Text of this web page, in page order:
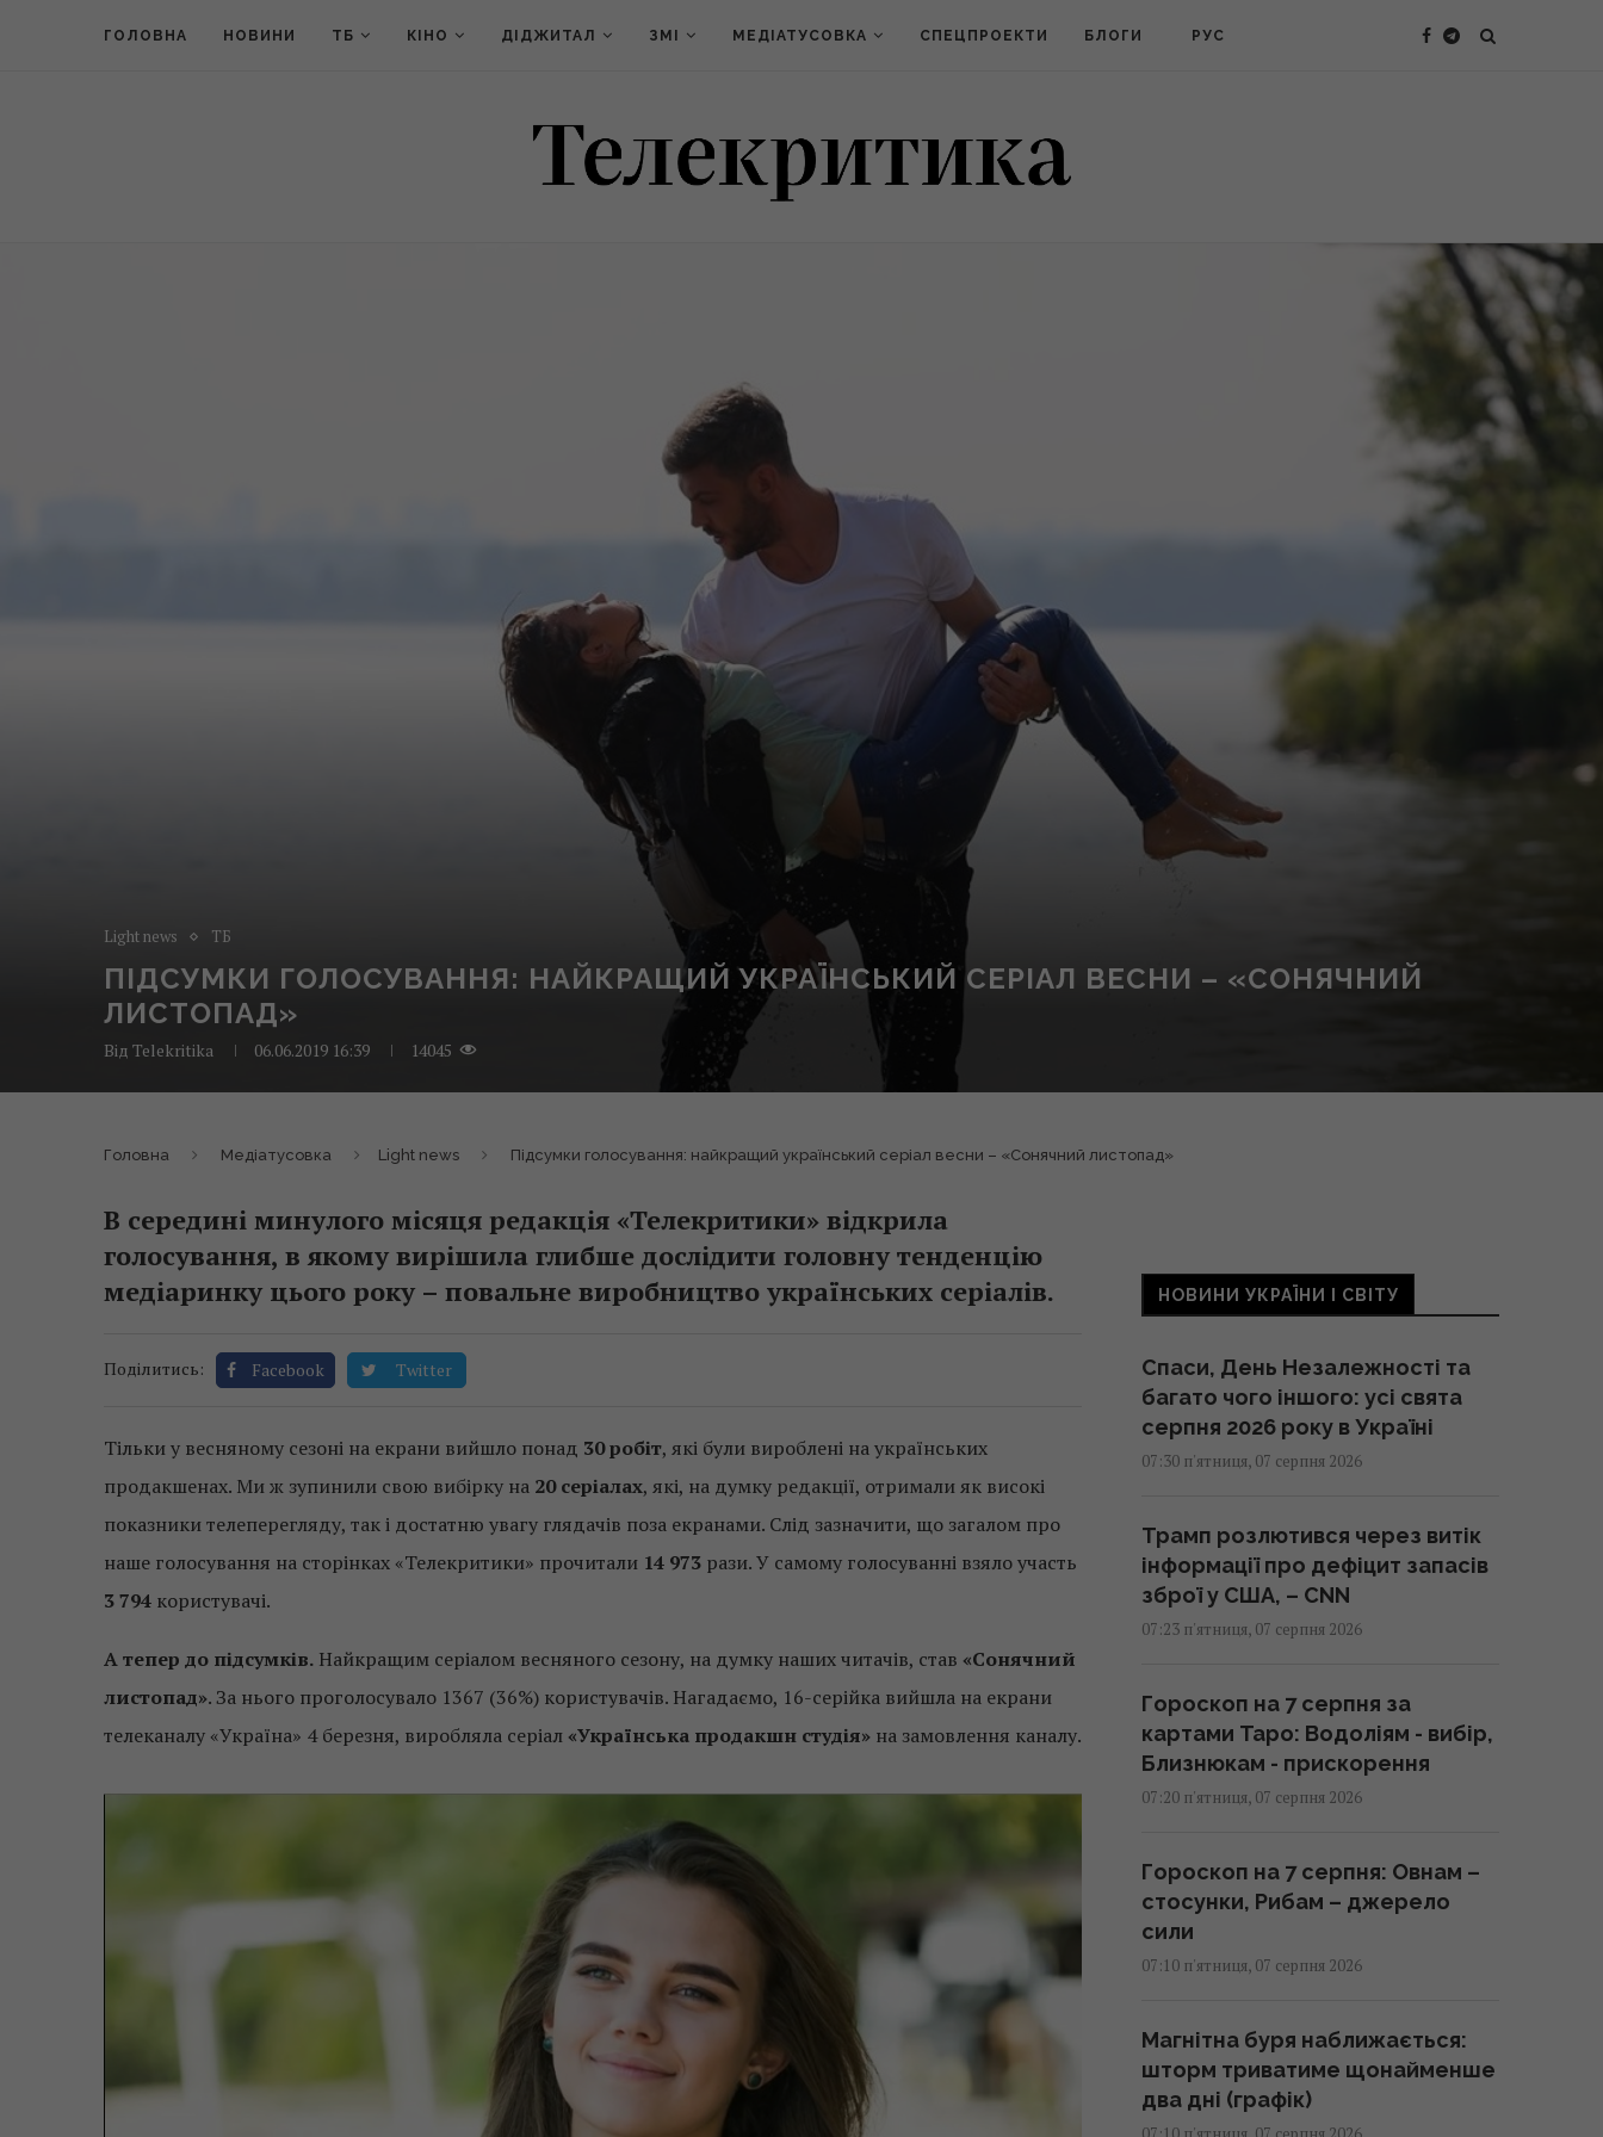
ГОЛОВНА НОВИНИ ТБ КІНО ДІДЖИТАЛ ЗМІ МЕДІАТУСОВКА СПЕЦПРОЕКТИ БЛОГИ РУС
Light news ТБ
ПІДСУМКИ ГОЛОСУВАННЯ: НАЙКРАЩИЙ УКРАЇНСЬКИЙ СЕРІАЛ ВЕСНИ – «СОНЯЧНИЙ
ЛИСТОПАД»
Від Telekritika 06.06.2019 16:39 14045
Головна Медіатусовка Light news Підсумки голосування: найкращий український серіал весни – «Сонячний листопад»
В середині минулого місяця редакція «Телекритики» відкрила
голосування, в якому вирішила глибше дослідити головну тенденцію
медіаринку цього року – повальне виробництво українських серіалів.
Поділитись: Facebook Twitter
Тільки у весняному сезоні на екрани вийшло понад 30 робіт, які були вироблені на українських
продакшенах. Ми ж зупинили свою вибірку на 20 серіалах, які, на думку редакції, отримали як високі
показники телеперегляду, так і достатню увагу глядачів поза екранами. Слід зазначити, що загалом про
наше голосування на сторінках «Телекритики» прочитали 14 973 рази. У самому голосуванні взяло участь
3 794 користувачі.
А тепер до підсумків. Найкращим серіалом весняного сезону, на думку наших читачів, став «Сонячний
листопад». За нього проголосувало 1367 (36%) користувачів. Нагадаємо, 16-серійка вийшла на екрани
телеканалу «Україна» 4 березня, виробляла серіал «Українська продакшн студія» на замовлення каналу.
НОВИНИ УКРАЇНИ І СВІТУ
Спаси, День Незалежності та
багато чого іншого: усі свята
серпня 2026 року в Україні
07:30 п'ятниця, 07 серпня 2026
Трамп розлютився через витік
інформації про дефіцит запасів
зброї у США, – CNN
07:23 п'ятниця, 07 серпня 2026
Гороскоп на 7 серпня за
картами Таро: Водоліям - вибір,
Близнюкам - прискорення
07:20 п'ятниця, 07 серпня 2026
Гороскоп на 7 серпня: Овнам –
стосунки, Рибам – джерело
сили
07:10 п'ятниця, 07 серпня 2026
Магнітна буря наближається:
шторм триватиме щонайменше
два дні (графік)